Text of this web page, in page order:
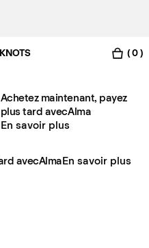
( 0 )
Achetez maintenant, payez
plus tard avecAlma
En savoir plus
avecAlmaEn savoir plus